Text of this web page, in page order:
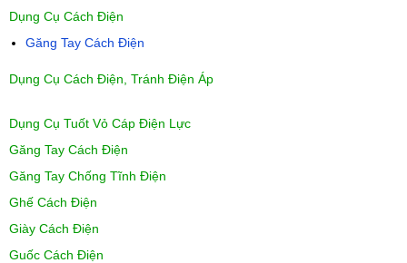
Dụng Cụ Cách Điện
Găng Tay Cách Điện
Dụng Cụ Cách Điện, Tránh Điện Áp
Dụng Cụ Tuốt Vỏ Cáp Điện Lực
Găng Tay Cách Điện
Găng Tay Chống Tĩnh Điện
Ghế Cách Điện
Giày Cách Điện
Guốc Cách Điện